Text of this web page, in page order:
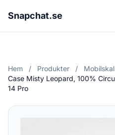
Snapchat.se
Hem / Produkter / Mobilskal
Case Misty Leopard, 100%
14 Pro